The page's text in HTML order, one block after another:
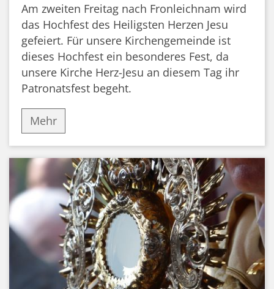
Am zweiten Freitag nach Fronleichnam wird
das Hochfest des Heiligsten Herzen Jesu
gefeiert. Für unsere Kirchengemeinde ist
dieses Hochfest ein besonderes Fest, da
unsere Kirche Herz-Jesu an diesem Tag ihr
Patronatsfest begeht.
Mehr